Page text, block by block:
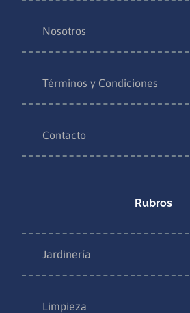
Nosotros
Términos y Condiciones
Contacto
Rubros
Jardinería
Limpieza